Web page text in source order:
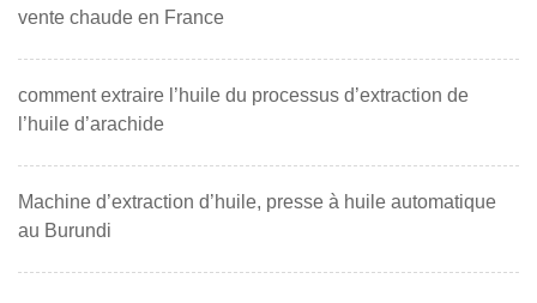
vente chaude en France
comment extraire l’huile du processus d’extraction de
l’huile d’arachide
Machine d’extraction d’huile, presse à huile automatique
au Burundi